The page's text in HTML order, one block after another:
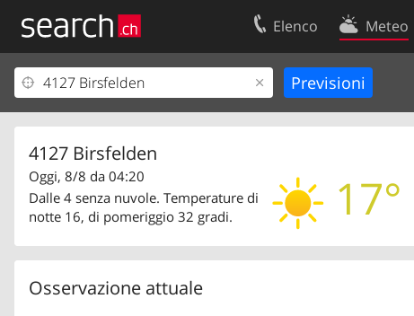
Elenco Meteo
4127 Birsfelden
17°
Oggi, 8/8 da 04:20
Dalle 4 senza nuvole. Temperature di
notte 16, di pomeriggio 32 gradi.
Osservazione attuale
Il vostro profolio
Area clienti
Informazioni Legali
Contatti
Condizioni d’uso